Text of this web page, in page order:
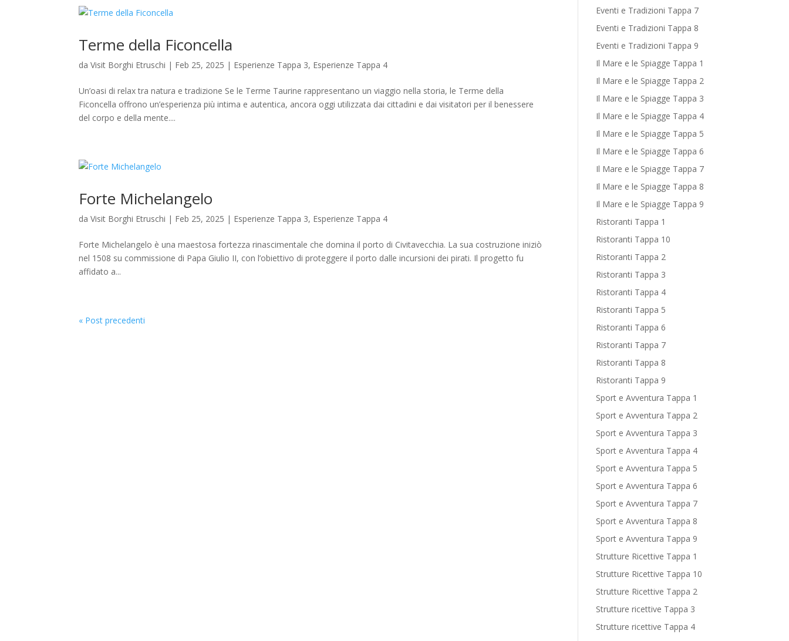
Terme della Ficoncella
daVisit Borghi Etruschi | Feb 25, 2025 | Esperienze Tappa 3, Esperienze Tappa 4
Un’oasi di relax tra natura e tradizione Se le Terme Taurine rappresentano un viaggio nella storia, le Terme della
Ficoncella offrono un’esperienza più intima e autentica, ancora oggi utilizzata dai cittadini e dai visitatori per il benessere
del corpo e della mente....
Forte Michelangelo
daVisit Borghi Etruschi | Feb 25, 2025 | Esperienze Tappa 3, Esperienze Tappa 4
Forte Michelangelo è una maestosa fortezza rinascimentale che domina il porto di Civitavecchia. La sua costruzione iniziò
nel 1508 su commissione di Papa Giulio II, con l’obiettivo di proteggere il porto dalle incursioni dei pirati. Il progetto fu
affidato a...
« Post precedenti
Eventi e Tradizioni Tappa 7
Eventi e Tradizioni Tappa 8
Eventi e Tradizioni Tappa 9
Il Mare e le Spiagge Tappa 1
Il Mare e le Spiagge Tappa 2
Il Mare e le Spiagge Tappa 3
Il Mare e le Spiagge Tappa 4
Il Mare e le Spiagge Tappa 5
Il Mare e le Spiagge Tappa 6
Il Mare e le Spiagge Tappa 7
Il Mare e le Spiagge Tappa 8
Il Mare e le Spiagge Tappa 9
Ristoranti Tappa 1
Ristoranti Tappa 10
Ristoranti Tappa 2
Ristoranti Tappa 3
Ristoranti Tappa 4
Ristoranti Tappa 5
Ristoranti Tappa 6
Ristoranti Tappa 7
Ristoranti Tappa 8
Ristoranti Tappa 9
Sport e Avventura Tappa 1
Sport e Avventura Tappa 2
Sport e Avventura Tappa 3
Sport e Avventura Tappa 4
Sport e Avventura Tappa 5
Sport e Avventura Tappa 6
Sport e Avventura Tappa 7
Sport e Avventura Tappa 8
Sport e Avventura Tappa 9
Strutture Ricettive Tappa 1
Strutture Ricettive Tappa 10
Strutture Ricettive Tappa 2
Strutture ricettive Tappa 3
Strutture ricettive Tappa 4